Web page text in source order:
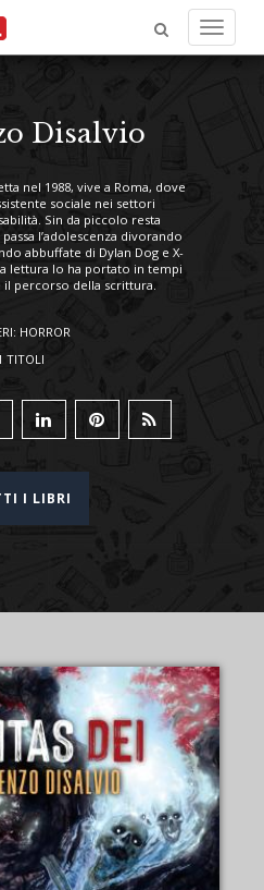
Menu
Disalvio
nel 1988, vive a Roma, dove
sociale nei settori
Sin da piccolo resta
l’adolescenza divorando
abbuffate di Dylan Dog e X-
lettura lo ha portato in tempi
percorso della scrittura.
HORROR
TITOLI
I LIBRI